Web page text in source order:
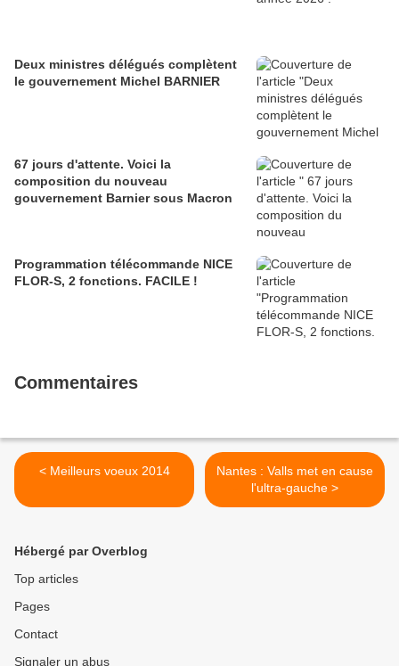
Deux ministres délégués complètent
le gouvernement Michel BARNIER
67 jours d'attente. Voici la
composition du nouveau
gouvernement Barnier sous Macron
Programmation télécommande NICE
FLOR-S, 2 fonctions. FACILE !
Commentaires
< Meilleurs voeux 2014
Nantes : Valls met en cause
l'ultra-gauche >
Hébergé par Overblog
Top articles
Pages
Contact
Signaler un abus